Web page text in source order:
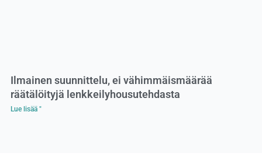
Ilmainen suunnittelu, ei vähimmäismäärää
räätälöityjä lenkkeilyhousutehdasta
Lue lisää "